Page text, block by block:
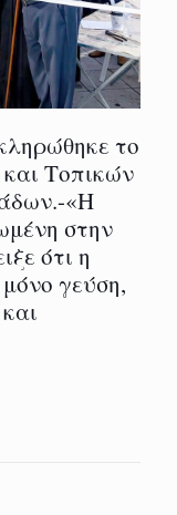
το
Τοπικών
«Η
στην
ότι η
γεύση,